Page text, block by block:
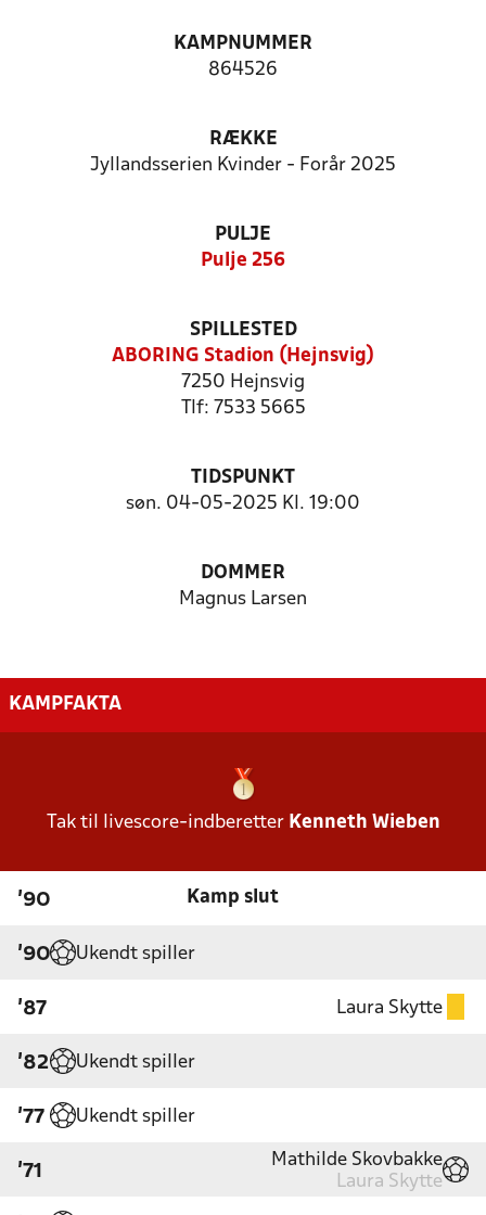
KAMPNUMMER
864526
RÆKKE
Jyllandsserien Kvinder - Forår 2025
PULJE
Pulje 256
SPILLESTED
ABORING Stadion (Hejnsvig)
7250 Hejnsvig
Tlf: 7533 5665
TIDSPUNKT
søn. 04-05-2025 Kl. 19:00
DOMMER
Magnus Larsen
KAMPFAKTA
Tak til livescore-indberetter Kenneth Wieben
'90 Kamp slut
'90 Ukendt spiller
'87 Laura Skytte
'82 Ukendt spiller
'77 Ukendt spiller
'71
Mathilde Skovbakke
Laura Skytte